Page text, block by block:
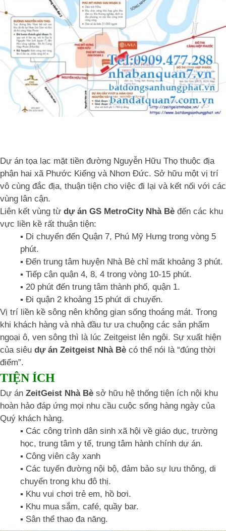
Dự án tọa lạc mặt tiền đường Nguyễn Hữu Thọ thuộc địa
phận hai xã Phước Kiểng và Nhơn Đức. Sở hữu một vị trí
vô cùng đắc địa, thuận tiện cho việc đi lại và kết nối với các
vùng lân cận.
Liên kết vùng từ dự án GS MetroCity Nhà Bè đến các khu
vực liền kề rất thuận tiện:
▪️ Di chuyển đến Quận 7, Phú Mỹ Hưng trong vòng 5
phút.
▪️ Đến trung tâm huyện Nhà Bè chỉ mất khoảng 3 phút.
▪️ Tiếp cận quận 4, 8, 4 trong vòng 10-15 phút.
▪️ 20 phút đến trung tâm thành phố, quận 1.
▪️ Đi quận 2 khoảng 15 phút di chuyển.
Vị trí liền kề sông nên không gian sống thoáng mát. Trong
khi khách hàng và nhà đầu tư ưa chuộng các sản phẩm
ngoại ô, ven sông thì là lúc Zeitgeist lên ngôi. Sự xuất hiện
của siêu dự án Zeitgeist Nhà Bè có thể nói là “đúng thời
điểm”.
TIỆN ÍCH
Dự án ZeitGeist Nhà Bè sở hữu hệ thống tiện ích nội khu
hoàn hảo đáp ứng mọi nhu cầu cuộc sống hàng ngày của
Quý khách hàng.
▪️ Các công trình dân sinh xã hội về giáo dục, trường
học, trung tâm y tế, trung tâm hành chính dự án.
▪️ Công viên cây xanh
▪️ Các tuyến đường nội bộ, đảm bảo sự lưu thông, di
chuyển trong khu đô thị.
▪️ Khu vui chơi trẻ em, hồ bơi.
▪️ Khu mua sắm, café, quầy bar.
▪️ Sân thể thao đa năng.